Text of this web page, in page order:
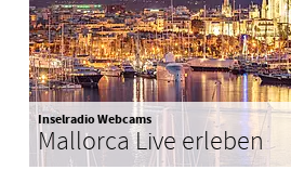
Inselradio Webcams
Mallorca Live erleben